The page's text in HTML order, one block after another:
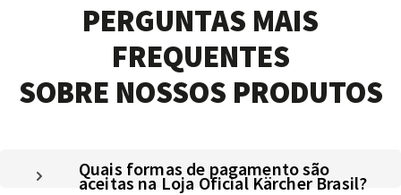
PERGUNTAS MAIS
FREQUENTES
SOBRE NOSSOS PRODUTOS
Quais formas de pagamento são
aceitas na Loja Oficial Kärcher Brasil?